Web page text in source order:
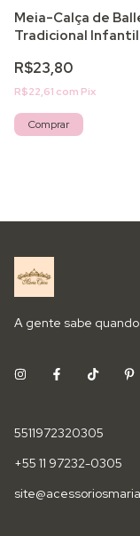
Meia-Calça de
Tradicional
R$23,80
R$22,61 com Pix
Comprar
A gente sabe
5511972320305
+55 11 97232-0305